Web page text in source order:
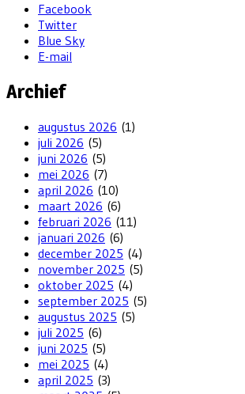
Facebook
Twitter
Blue Sky
E-mail
Archief
augustus 2026 (1)
juli 2026 (5)
juni 2026 (5)
mei 2026 (7)
april 2026 (10)
maart 2026 (6)
februari 2026 (11)
januari 2026 (6)
december 2025 (4)
november 2025 (5)
oktober 2025 (4)
september 2025 (5)
augustus 2025 (5)
juli 2025 (6)
juni 2025 (5)
mei 2025 (4)
april 2025 (3)